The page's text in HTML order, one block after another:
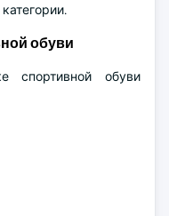
обуви
спортивной обуви